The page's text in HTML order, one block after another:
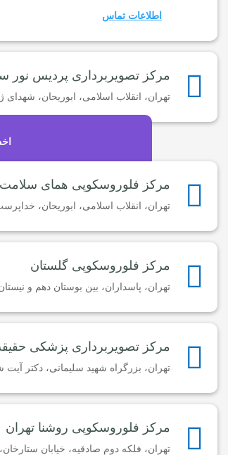
اطلاعات تماس
 مرکز تصویربرداری پردیس نور
تهران، انقلاب اسلامی، ابوریحان، شهدای
 مرکز فلوروسکوپی همای سلامت
تهران، انقلاب اسلامی، ابوریحان،
 مرکز فلوروسکوپی گلستان
تهران، پاسداران، بین بوستان دهم و
 مرکز تصویربرداری پزشکی
تهران، بزرگراه شهید سلیمانی، دکتر
 مرکز فلوروسکوپی روشنا تهران
تهران، فلکه دوم صادقیه، خیابان